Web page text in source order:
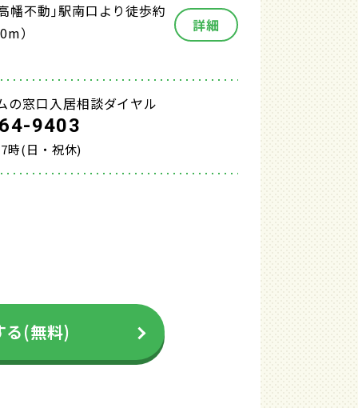
幡不動｣駅南口より徒歩約
）
詳細
の窓口入居相談ダイヤル
9403
時(日・祝休)
る(無料)